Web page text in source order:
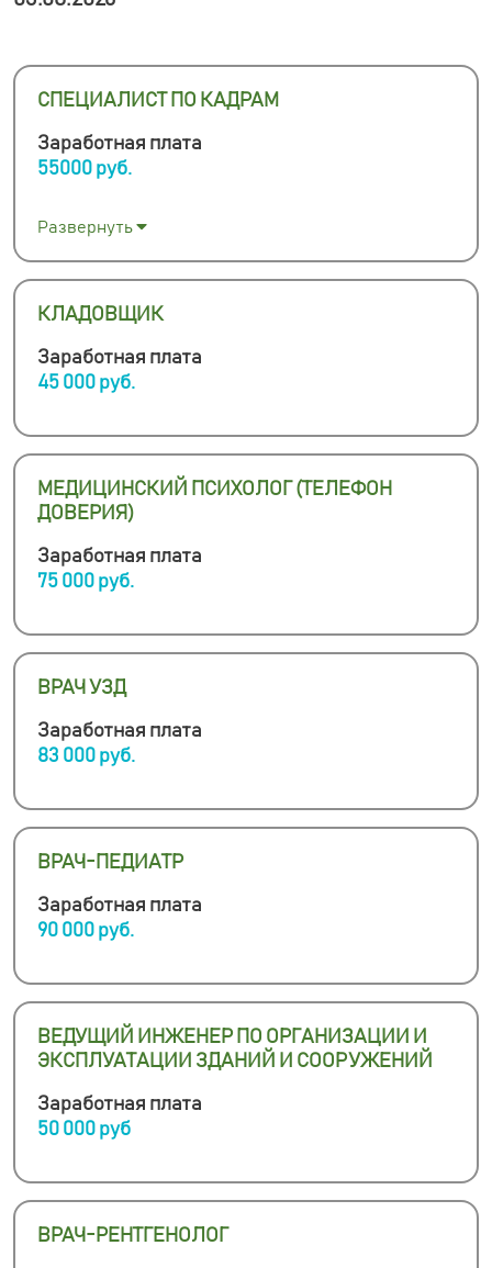
СПЕЦИАЛИСТ ПО КАДРАМ
Заработная плата
55000 руб.
Развернуть
КЛАДОВЩИК
Заработная плата
45 000 руб.
МЕДИЦИНСКИЙ ПСИХОЛОГ (ТЕЛЕФОН
ДОВЕРИЯ)
Заработная плата
75 000 руб.
ВРАЧ УЗД
Заработная плата
83 000 руб.
ВРАЧ-ПЕДИАТР
Заработная плата
90 000 руб.
ВЕДУЩИЙ ИНЖЕНЕР ПО ОРГАНИЗАЦИИ И
ЭКСПЛУАТАЦИИ ЗДАНИЙ И СООРУЖЕНИЙ
Заработная плата
50 000 руб
ВРАЧ-РЕНТГЕНОЛОГ